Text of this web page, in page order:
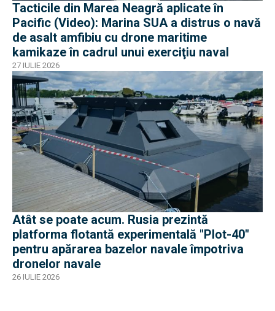
Tacticile din Marea Neagră aplicate în
Pacific (Video): Marina SUA a distrus o navă
de asalt amfibiu cu drone maritime
kamikaze în cadrul unui exerciţiu naval
27 IULIE 2026
Atât se poate acum. Rusia prezintă
platforma flotantă experimentală "Plot-40"
pentru apărarea bazelor navale împotriva
dronelor navale
26 IULIE 2026